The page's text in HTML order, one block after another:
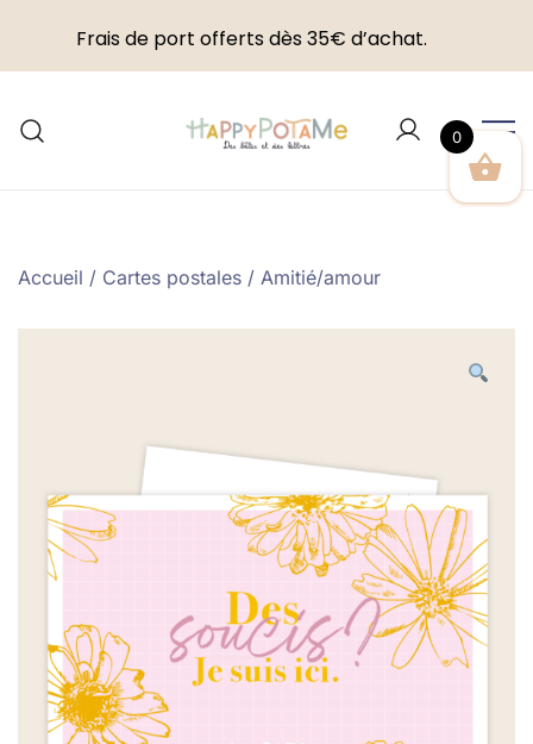
content
Accueil / Cartes postales / Amitié/amour
Frais de port offerts dès 35€ d’achat.
0